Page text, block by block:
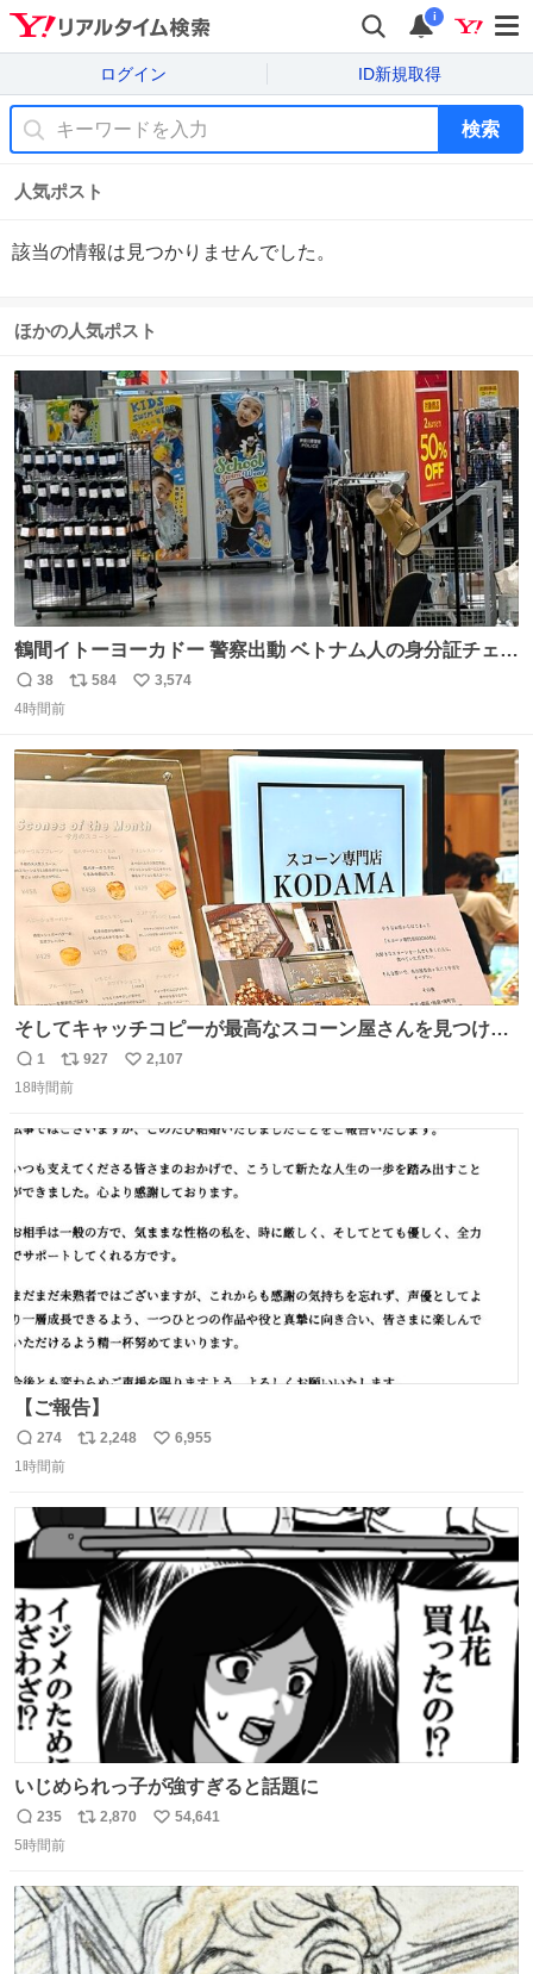
i
ログイン ID新規取得
検索
人気ポスト
該当の情報は見つかりませんでした。
ほかの人気ポスト
鶴間イトーヨーカドー 警察出動 ベトナム人の身分証チェッ
クを開店前に実施、店内まで見張りにきてます。不法滞在
者は覚悟してお越しください。
返
信
38
リ
ト
数
584
い
数
3,574
4時間前
そしてキャッチコピーが最高なスコーン屋さんを見つけて
しまったので思わず買い込んでしまった。スコーンなんて
パッサパサなほどええですからね。
返
信
1
リ
ポ
数
927
い
2,107
18時間前
【ご報告】
返
信
274
リ
ト
数
2,248
い
数
6,955
1時間前
いじめられっ子が強すぎると話題に
返
信
235
リ
ト
数
2,870
い
数
54,641
5時間前